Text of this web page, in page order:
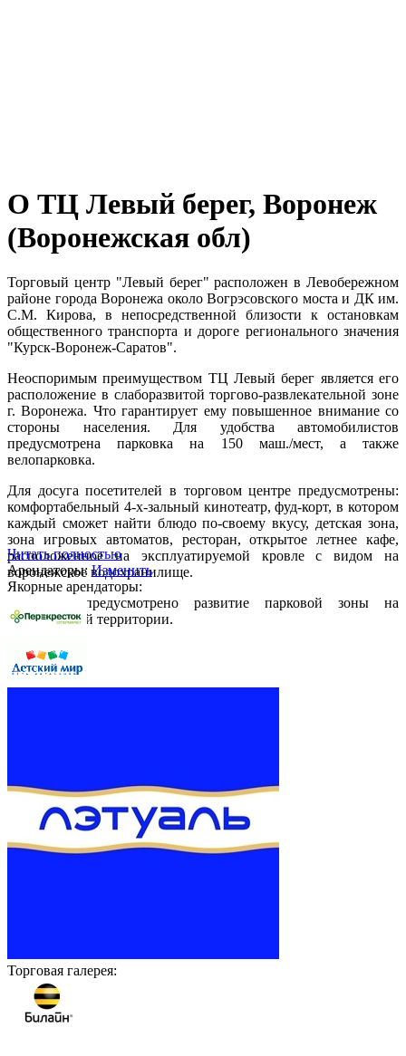
О ТЦ Левый берег, Воронеж
(Воронежская обл)
Торговый центр "Левый берег" расположен в Левобережном
районе города Воронежа около Вогрэсовского моста и ДК им.
С.М. Кирова, в непосредственной близости к остановкам
общественного транспорта и дороге регионального значения
"Курск-Воронеж-Саратов".
Неоспоримым преимуществом ТЦ Левый берег является его
расположение в слаборазвитой торгово-развлекательной зоне
г. Воронежа. Что гарантирует ему повышенное внимание со
стороны населения. Для удобства автомобилистов
предусмотрена парковка на 150 маш./мест, а также
велопарковка.
Для досуга посетителей в торговом центре предусмотрены:
комфортабельный 4-х-зальный кинотеатр, фуд-корт, в котором
каждый сможет найти блюдо по-своему вкусу, детская зона,
зона игровых автоматов, ресторан, открытое летнее кафе,
расположенное на эксплуатируемой кровле с видом на
воронежское водохранилище.
Проектом предусмотрено развитие парковой зоны на
прилегающей территории.
Читать полностью
Арендаторы:Изменить
Якорные арендаторы:
Торговая галерея: